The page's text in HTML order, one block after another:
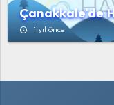
Çanakkale'de
access_time 1 yıl önce